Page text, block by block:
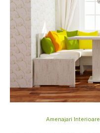
Amenajari Interioare